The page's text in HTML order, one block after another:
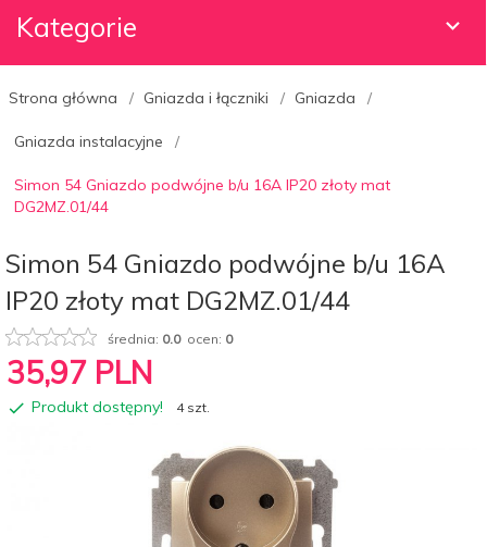
Kategorie
Strona główna Gniazda i łączniki Gniazda
Gniazda instalacyjne
Simon 54 Gniazdo podwójne b/u 16A IP20 złoty mat
DG2MZ.01/44
Simon 54 Gniazdo podwójne b/u 16A
IP20 złoty mat DG2MZ.01/44
średnia: 0.0ocen: 0
35,97 PLN
Produkt dostępny! 4 szt.